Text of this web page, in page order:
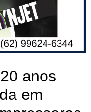
anos
em